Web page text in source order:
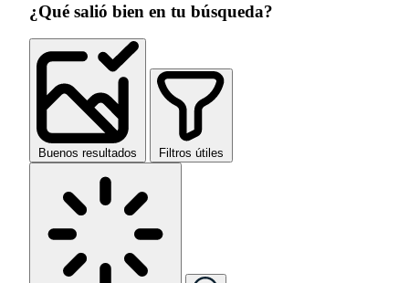
¿Qué salió bien en tu búsqueda?
Buenos resultados Filtros útiles